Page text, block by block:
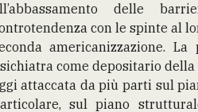
delle
con le spinte al
americanizzazione.
come depositario della
attaccata da più parti sul
sul piano